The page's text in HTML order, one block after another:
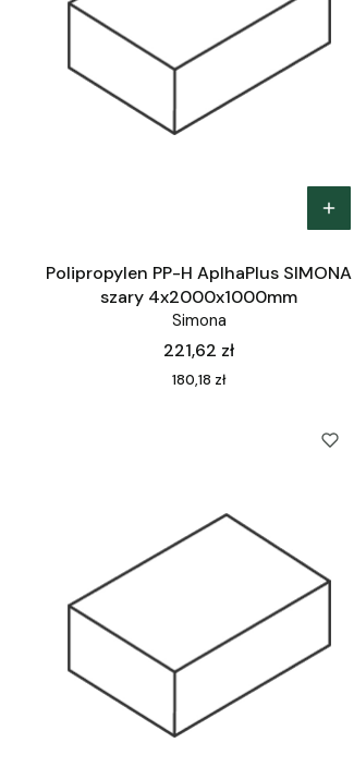
Polipropylen PP-H AplhaPlus SIMONA
szary 4x2000x1000mm
Simona
Cena
221,62 zł
Cena
180,18 zł